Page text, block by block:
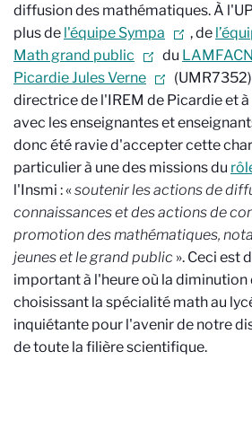
diffusion des mathématiques. À
plus de l'équipe Sympa , de
Math grand public
du LAMFA
Picardie Jules Verne
directrice de l'IREM de Picardie et
avec les enseignantes et
donc été ravie d'accepter cette
particulier à une des missions du
l'Insmi : «soutenir les actions de
connaissances et des actions de
promotion des mathématiques,
jeunes et le grand public ». Ceci est
important à l'heure où la
choisissant la spécialité math au
inquiétante pour l'avenir de notre
de toute la filière scientifique.